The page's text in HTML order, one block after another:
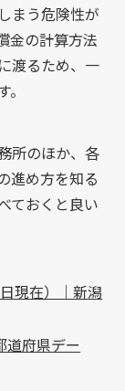
まう危険性が
金の計算方法
渡るため、一
所のほか、各
進め方を知る
ておくと良い
現在）｜新潟
府県デー